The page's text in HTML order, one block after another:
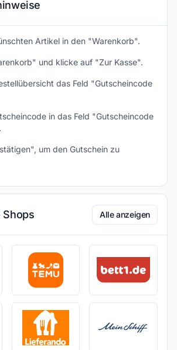
Artikel in den "Warenkorb".
und klicke auf "Zur Kasse".
das Feld "Gutscheincode
in das Feld "Gutscheincode
um den Gutschein zu
Shops Alle anzeigen